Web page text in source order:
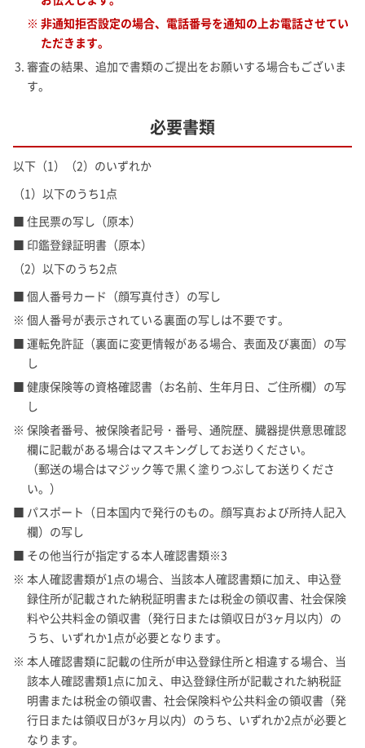
※ 非通知拒否設定の場合、電話番号を通知の上お電話させてい
ただきます。
3. 審査の結果、追加で書類のご提出をお願いする場合もございま
す。
必要書類
以下（1）（2）のいずれか
（1）以下のうち1点
■ 住民票の写し（原本）
■ 印鑑登録証明書（原本）
（2）以下のうち2点
■ 個人番号カード（顔写真付き）の写し
※ 個人番号が表示されている裏面の写しは不要です。
■ 運転免許証（裏面に変更情報がある場合、表面及び裏面）の写
し
■ 健康保険等の資格確認書（お名前、生年月日、ご住所欄）の写
し
※ 保険者番号、被保険者記号・番号、通院歴、臓器提供意思確認
欄に記載がある場合はマスキングしてお送りください。
（郵送の場合はマジック等で黒く塗りつぶしてお送りくださ
い。）
■ パスポート（日本国内で発行のもの。顔写真および所持人記入
欄）の写し
■ その他当行が指定する本人確認書類※3
※ 本人確認書類が1点の場合、当該本人確認書類に加え、申込登
録住所が記載された納税証明書または税金の領収書、社会保険
料や公共料金の領収書（発行日または領収日が3ヶ月以内）の
うち、いずれか1点が必要となります。
※ 本人確認書類に記載の住所が申込登録住所と相違する場合、当
該本人確認書類1点に加え、申込登録住所が記載された納税証
明書または税金の領収書、社会保険料や公共料金の領収書（発
行日または領収日が3ヶ月以内）のうち、いずれか2点が必要と
なります。